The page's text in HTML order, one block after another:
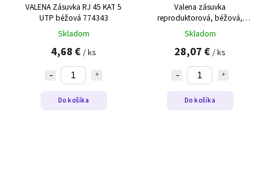
VALENA Zásuvka RJ 45 KAT 5
UTP béžová 774343
Skladom
4,68 € / ks
Do košíka
Valena zásuvka
reproduktorová, béžová,
774123
Skladom
28,07 € / ks
Do košíka